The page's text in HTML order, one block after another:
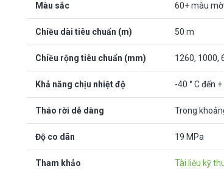
Màu sắc 60+ màu mờ
Chiều dài tiêu chuẩn (m) 50 m
Chiều rộng tiêu chuẩn (mm) 1260, 1000,
Khả năng chịu nhiệt độ -40 ° C đến +
Tháo rời dễ dàng Trong
Độ co dãn 19 MPa
Tham khảo Tài liệu kỹ